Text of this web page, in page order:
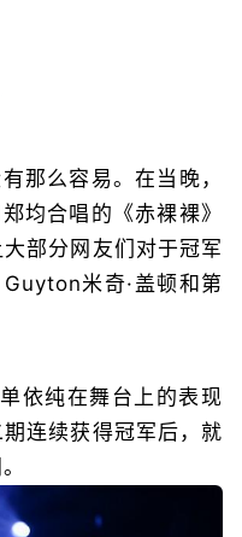
那么容易。在当晚，
均合唱的《赤裸裸》
部分网友们对于冠军
米奇·盖顿和第
依纯在舞台上的表现
连续获得冠军后，就